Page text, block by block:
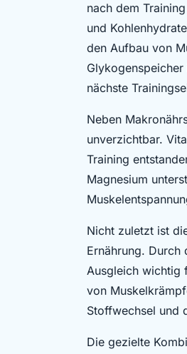
nach dem
und
den Aufbau von
nächste
Neben
unverzichtbar.
Training
Magnesium
Nicht zuletzt ist
Ernährung. Durch
Ausgleich wichtig
von
Stoffwechsel und
Die gezielte